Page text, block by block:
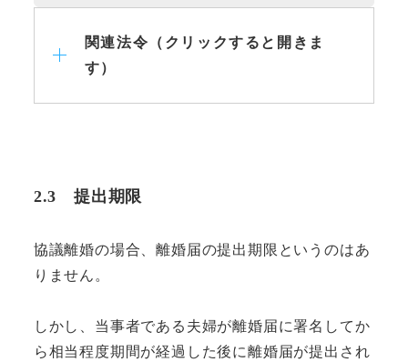
関連法令（クリックすると開きま
す）
2.3 提出期限
協議離婚の場合、離婚届の提出期限というのはあ
りません。
しかし、当事者である夫婦が離婚届に署名してか
ら相当程度期間が経過した後に離婚届が提出され